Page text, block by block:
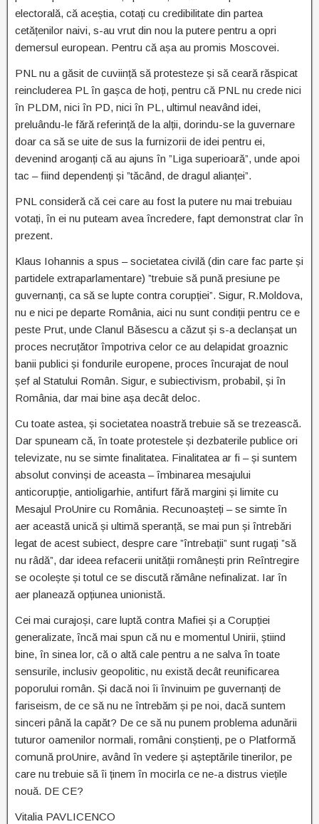
electorală, că aceștia, cotați cu credibilitate din partea
cetățenilor naivi, s-au vrut din nou la putere pentru a opri
demersul european. Pentru că așa au promis Moscovei.
PNL nu a găsit de cuviință să protesteze și să ceară răspicat
reincluderea PL în gașca de hoți, pentru că PNL nu crede nici
în PLDM, nici în PD, nici în PL, ultimul neavând idei,
preluându-le fără referință de la alții, dorindu-se la guvernare
doar ca să se uite de sus la furnizorii de idei pentru ei,
devenind aroganți că au ajuns în ”Liga superioară”, unde apoi
tac – fiind dependenți și ”tăcând, de dragul alianței”.
PNL consideră că cei care au fost la putere nu mai trebuiau
votați, în ei nu puteam avea încredere, fapt demonstrat clar în
prezent.
Klaus Iohannis a spus – societatea civilă (din care fac parte și
partidele extraparlamentare) ”trebuie să pună presiune pe
guvernanți, ca să se lupte contra corupției”. Sigur, R.Moldova,
nu e nici pe departe România, aici nu sunt condiții pentru ce e
peste Prut, unde Clanul Băsescu a căzut și s-a declanșat un
proces necruțător împotriva celor ce au delapidat groaznic
banii publici și fondurile europene, proces încurajat de noul
șef al Statului Român. Sigur, e subiectivism, probabil, și în
România, dar mai bine așa decât deloc.
Cu toate astea, și societatea noastră trebuie să se trezească.
Dar spuneam că, în toate protestele și dezbaterile publice ori
televizate, nu se simte finalitatea. Finalitatea ar fi – și suntem
absolut convinși de aceasta – îmbinarea mesajului
anticorupție, antioligarhie, antifurt fără margini și limite cu
Mesajul ProUnire cu România. Recunoașteți – se simte în
aer această unică și ultimă speranță, se mai pun și întrebări
legat de acest subiect, despre care ”întrebații” sunt rugați ”să
nu râdă”, dar ideea refacerii unității românești prin Reîntregire
se ocolește și totul ce se discută rămâne nefinalizat. Iar în
aer planează opțiunea unionistă.
Cei mai curajoși, care luptă contra Mafiei și a Corupției
generalizate, încă mai spun că nu e momentul Unirii, știind
bine, în sinea lor, că o altă cale pentru a ne salva în toate
sensurile, inclusiv geopolitic, nu există decât reunificarea
poporului român. Și dacă noi îi învinuim pe guvernanți de
fariseism, de ce să nu ne întrebăm și pe noi, dacă suntem
sinceri până la capăt? De ce să nu punem problema adunării
tuturor oamenilor normali, români conștienți, pe o Platformă
comună proUnire, având în vedere și așteptările tinerilor, pe
care nu trebuie să îi ținem în mocirla ce ne-a distrus viețile
nouă. DE CE?
Vitalia PAVLICENCO